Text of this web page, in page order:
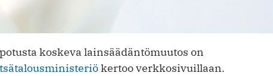
koskeva lainsäädäntömuutos on
kertoo verkkosivuillaan.